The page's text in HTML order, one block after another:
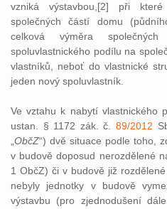
vzniká výstavbou,[2] při
společných částí domu
celková výměra
spoluvlastnického podílu na
vlastníků, neboť do vlastnické
jeden nový spoluvlastník.
Ve vztahu k nabytí vlastnického
ustan. § 1172 zák. č. 89/2012
ObčZ“) dvě situace podle toho,
v budově doposud nerozdělené
1 ObčZ) či v budově již
nebyly jednotky v budově
výstavbu (pro zjednodušení